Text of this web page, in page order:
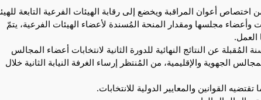
أعوان المراقبة ويخضع إلى رقابة الهيئات الفرعية التابعة
وأعضاء مجلسها ومقدار المنحة المُسندة لأعضاء الهيئات الفرعية، يتمّ
العمل.
عن النتائج النهائية للدورة الثانية لانتخابات أعضاء المجالس
الجهوية والإقليمية، من المُنتظر إرساء الغرفة النيابة الثانية خلال
القوانين والمعايير الدولية للانتخابات.